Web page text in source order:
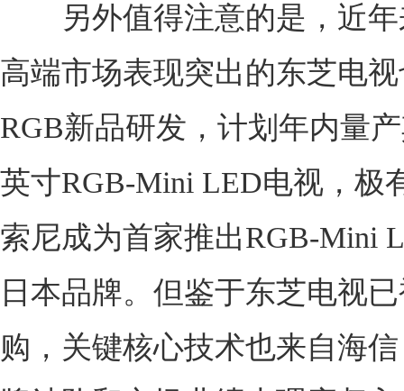
另外值得注意的是，近年
高端市场表现突出的东芝电
RGB新品研发，计划年内量
英寸RGB-Mini LED电视，极
索尼成为首家推出RGB-Mini
日本品牌。但鉴于东芝电视
购，关键核心技术也来自海